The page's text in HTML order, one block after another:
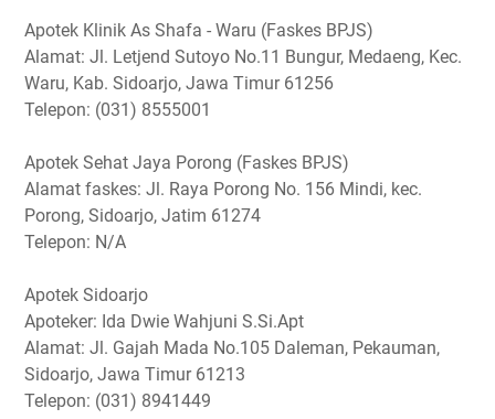
Apotek Klinik As Shafa - Waru (Faskes BPJS)
Alamat: Jl. Letjend Sutoyo No.11 Bungur, Medaeng, Kec.
Waru, Kab. Sidoarjo, Jawa Timur 61256
Telepon: (031) 8555001
Apotek Sehat Jaya Porong (Faskes BPJS)
Alamat faskes: Jl. Raya Porong No. 156 Mindi, kec.
Porong, Sidoarjo, Jatim 61274
Telepon: N/A
Apotek Sidoarjo
Apoteker: Ida Dwie Wahjuni S.Si.Apt
Alamat: Jl. Gajah Mada No.105 Daleman, Pekauman,
Sidoarjo, Jawa Timur 61213
Telepon: (031) 8941449